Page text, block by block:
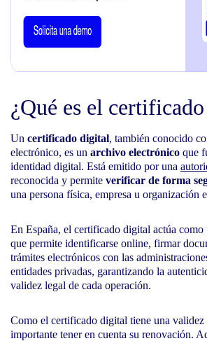
¿Qué es el
Un certificado digital, también conocido
electrónico, es un archivo electrónico que
identidad digital. Está emitido por una
reconocida y permite verificar de forma
una persona física, empresa u organización
En España, el certificado digital actúa como
que permite identificarse online, firmar
trámites electrónicos con las
entidades privadas, garantizando la
validez legal de cada operación.
Como el certificado digital tiene una validez
importante tener en cuenta su renovación.